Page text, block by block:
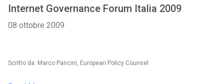
Internet Governance Forum Italia 2009
08 ottobre 2009
Scritto da: Marco Pancini, European Policy Counsel